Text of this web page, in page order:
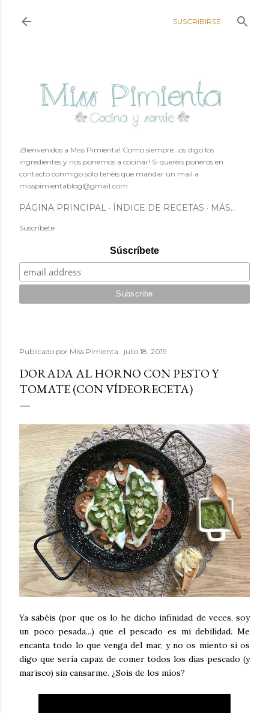
SUSCRIBIRSE
¡Bienvenidos a Miss Pimienta! Como siempre: ¡os digo los
ingredientes y nos ponemos a cocinar! Si queréis poneros en
contacto conmigo sólo tenéis que mandar un mail a
misspimientablog@gmail.com
PÁGINA PRINCIPAL ÍNDICE DE RECETAS MÁS…
Suscríbete
Súscríbete
Publicado por Miss Pimienta julio 18, 2019
DORADA AL HORNO CON PESTO Y
TOMATE (CON VÍDEORECETA)
Ya sabéis (por que os lo he dicho infinidad de veces, soy
un poco pesada...) que el pescado es mi debilidad. Me
encanta todo lo que venga del mar, y no os miento si os
digo que sería capaz de comer todos los días pescado (y
marisco) sin cansarme. ¿Sois de los míos?